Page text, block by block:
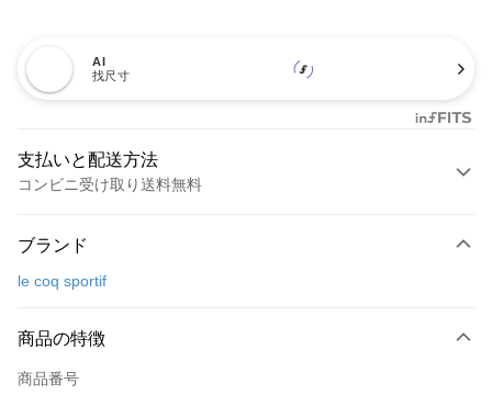
AI
找尺寸
支払いと配送方法
コンビニ受け取り送料無料
クレジットカード1回払い
LINE Pay
Apple Pay
ブランド
le coq sportif
商品の特徴
商品番号